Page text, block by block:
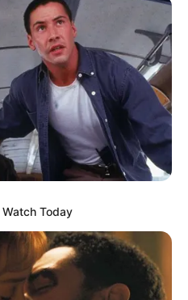
Today